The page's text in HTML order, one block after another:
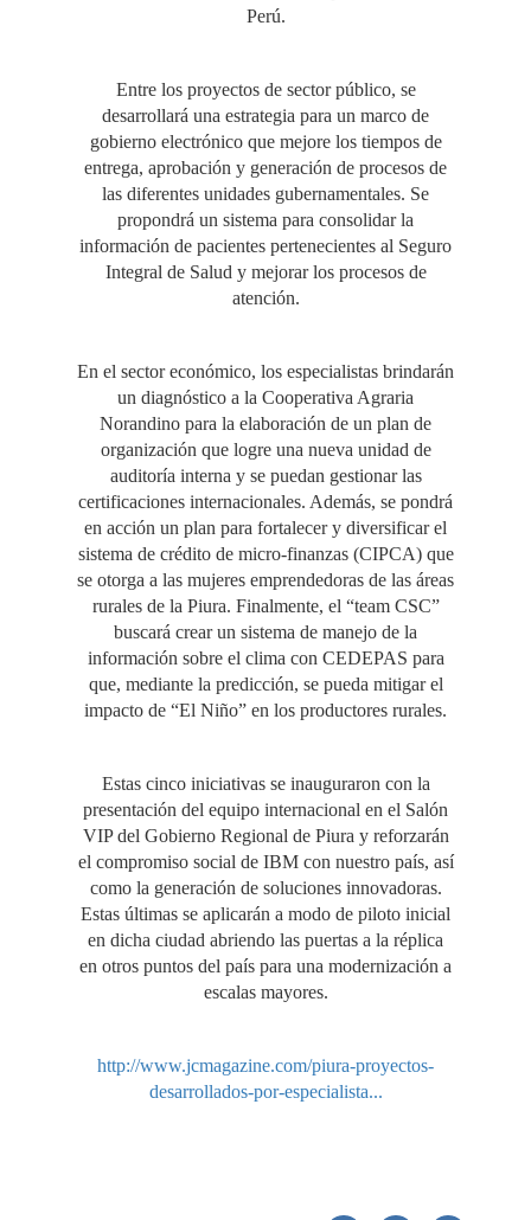
Perú.
Entre los proyectos de sector público, se
desarrollará una estrategia para un marco de
gobierno electrónico que mejore los tiempos de
entrega, aprobación y generación de procesos de
las diferentes unidades gubernamentales. Se
propondrá un sistema para consolidar la
información de pacientes pertenecientes al Seguro
Integral de Salud y mejorar los procesos de
atención.
En el sector económico, los especialistas brindarán
un diagnóstico a la Cooperativa Agraria
Norandino para la elaboración de un plan de
organización que logre una nueva unidad de
auditoría interna y se puedan gestionar las
certificaciones internacionales. Además, se pondrá
en acción un plan para fortalecer y diversificar el
sistema de crédito de micro-finanzas (CIPCA) que
se otorga a las mujeres emprendedoras de las áreas
rurales de la Piura. Finalmente, el “team CSC”
buscará crear un sistema de manejo de la
información sobre el clima con CEDEPAS para
que, mediante la predicción, se pueda mitigar el
impacto de “El Niño” en los productores rurales.
Estas cinco iniciativas se inauguraron con la
presentación del equipo internacional en el Salón
VIP del Gobierno Regional de Piura y reforzarán
el compromiso social de IBM con nuestro país, así
como la generación de soluciones innovadoras.
Estas últimas se aplicarán a modo de piloto inicial
en dicha ciudad abriendo las puertas a la réplica
en otros puntos del país para una modernización a
escalas mayores.
http://www.jcmagazine.com/piura-proyectos-
desarrollados-por-especialista...